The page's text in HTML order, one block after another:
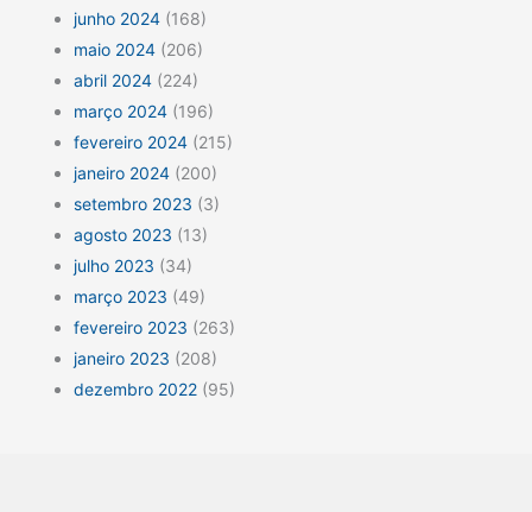
junho 2024 (168)
maio 2024 (206)
abril 2024 (224)
março 2024 (196)
fevereiro 2024 (215)
janeiro 2024 (200)
setembro 2023 (3)
agosto 2023 (13)
julho 2023 (34)
março 2023 (49)
fevereiro 2023 (263)
janeiro 2023 (208)
dezembro 2022 (95)